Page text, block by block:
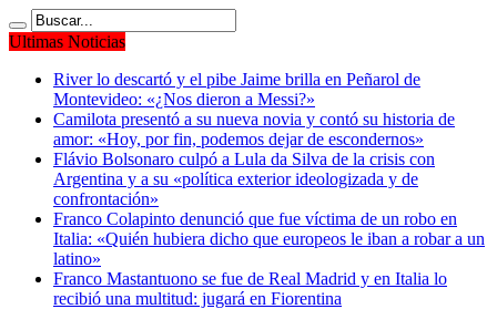
Ultimas Noticias
River lo descartó y el pibe Jaime brilla en Peñarol de
Montevideo: «¿Nos dieron a Messi?»
Camilota presentó a su nueva novia y contó su historia de
amor: «Hoy, por fin, podemos dejar de escondernos»
Flávio Bolsonaro culpó a Lula da Silva de la crisis con
Argentina y a su «política exterior ideologizada y de
confrontación»
Franco Colapinto denunció que fue víctima de un robo en
Italia: «Quién hubiera dicho que europeos le iban a robar a un
latino»
Franco Mastantuono se fue de Real Madrid y en Italia lo
recibió una multitud: jugará en Fiorentina